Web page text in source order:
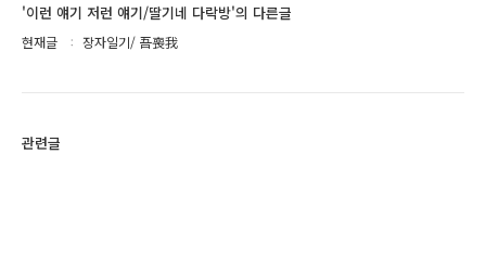
'이런 얘기 저런 얘기/딸기네 다락방'의 다른글
현재글 장자일기/ 吾喪我
관련글